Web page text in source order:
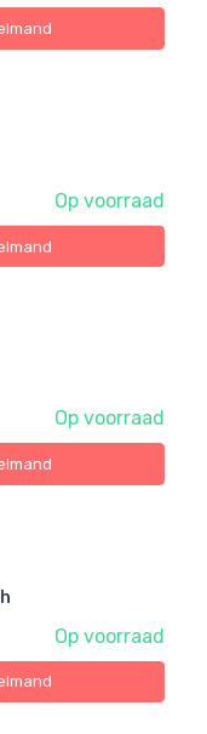
Op voorraad
Op voorraad
Op voorraad